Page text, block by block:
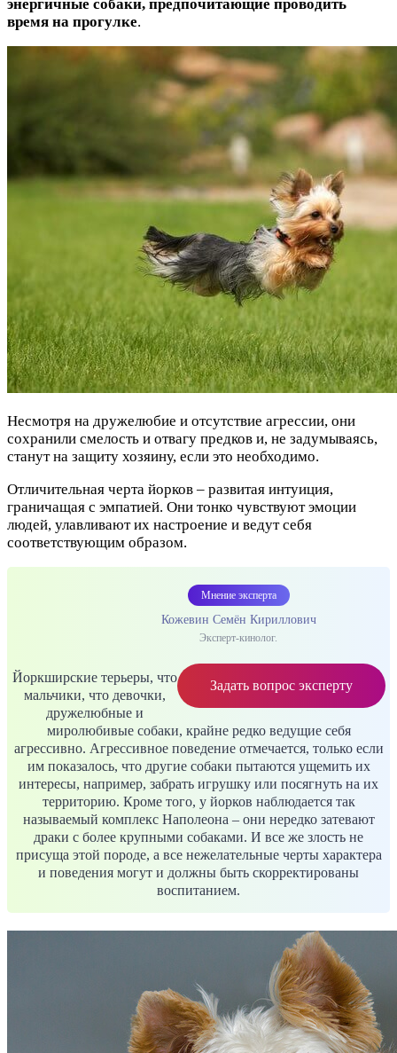
энергичные собаки, предпочитающие проводить
время на прогулке.
Несмотря на дружелюбие и отсутствие агрессии, они
сохранили смелость и отвагу предков и, не задумываясь,
станут на защиту хозяину, если это необходимо.
Отличительная черта йорков – развитая интуиция,
граничащая с эмпатией. Они тонко чувствуют эмоции
людей, улавливают их настроение и ведут себя
соответствующим образом.
Мнение эксперта
Кожевин Семён Кириллович
Эксперт-кинолог.
Задать вопрос эксперту
Йоркширские терьеры, что
мальчики, что девочки,
дружелюбные и
миролюбивые собаки, крайне редко ведущие себя
агрессивно. Агрессивное поведение отмечается, только если
им показалось, что другие собаки пытаются ущемить их
интересы, например, забрать игрушку или посягнуть на их
территорию. Кроме того, у йорков наблюдается так
называемый комплекс Наполеона – они нередко затевают
драки с более крупными собаками. И все же злость не
присуща этой породе, а все нежелательные черты характера
и поведения могут и должны быть скорректированы
воспитанием.